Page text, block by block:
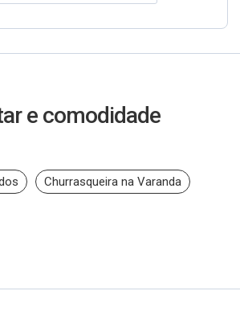
e comodidade
Churrasqueira na Varanda